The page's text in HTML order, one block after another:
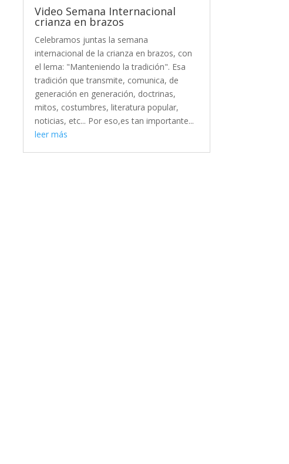
Video Semana Internacional
crianza en brazos
Celebramos juntas la semana
internacional de la crianza en brazos, con
el lema: "Manteniendo la tradición". Esa
tradición que transmite, comunica, de
generación en generación, doctrinas,
mitos, costumbres, literatura popular,
noticias, etc... Por eso,es tan importante...
leer más